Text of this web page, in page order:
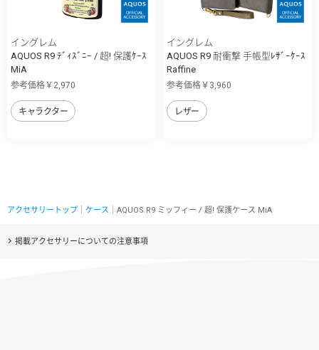
イングレム
AQUOS R9 ﾃﾞｨｽﾞﾆｰ / 超! 保護ｹｰｽ
MiA
参考価格￥2,970
キャラクター
イングレム
AQUOS R9 耐衝撃 手帳型ﾚｻﾞｰｹｰｽ
Raffine
参考価格￥3,960
レザー
アクセサリートップ ケース ｜AQUOS R9 ミッフィー / 超! 保護ケース MiA
掲載アクセサリーについての注意事項